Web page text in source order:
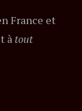
France et
à tout